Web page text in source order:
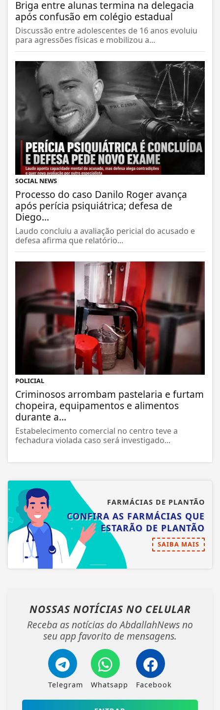
Briga entre alunas termina na delegacia
após confusão em colégio estadual
Discussão entre adolescentes de 16 anos evoluiu
para agressões físicas e mobilizou a...
SOCIAL NEWS
Processo do caso Danilo Roger avança
após perícia psiquiátrica; defesa de
Diego...
Laudo concluiu a avaliação pericial do acusado e
defesa afirma que relatório...
POLICIAL
Criminosos arrombam pastelaria e furtam
chopeira, equipamentos e alimentos
durante a...
Estabelecimento comercial no centro teve a
fechadura violada caso será investigado...
FARMÁCIAS DE PLANTÃO
CONFIRA AS FARMÁCIAS QUE
ESTARÃO DE PLANTÃO
SAIBA MAIS
NOSSAS NOTÍCIAS NO CELULAR
Receba as notícias do AbdallahNews no
seu app favorito de mensagens.
Telegram Whatsapp Facebook